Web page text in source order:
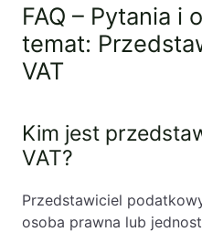
FAQ – Pytania i
temat:
VAT
Kim jest
VAT?
Przedstawiciel
osoba prawna lub